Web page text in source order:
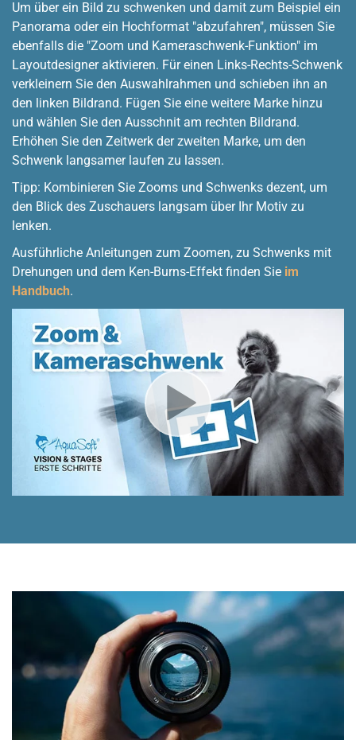
Um über ein Bild zu schwenken und damit zum Beispiel ein
Panorama oder ein Hochformat "abzufahren", müssen Sie
ebenfalls die "Zoom und Kameraschwenk-Funktion" im
Layoutdesigner aktivieren. Für einen Links-Rechts-Schwenk
verkleinern Sie den Auswahlrahmen und schieben ihn an
den linken Bildrand. Fügen Sie eine weitere Marke hinzu
und wählen Sie den Ausschnit am rechten Bildrand.
Erhöhen Sie den Zeitwerk der zweiten Marke, um den
Schwenk langsamer laufen zu lassen.
Tipp: Kombinieren Sie Zooms und Schwenks dezent, um
den Blick des Zuschauers langsam über Ihr Motiv zu
lenken.
Ausführliche Anleitungen zum Zoomen, zu Schwenks mit
Drehungen und dem Ken-Burns-Effekt finden Sie im
Handbuch.